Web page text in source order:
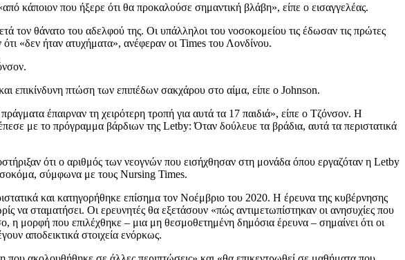
κάποιον που ήξερε ότι θα προκαλούσε σημαντική βλάβη», είπε ο εισαγγελέας.
θάνατο του αδελφού της. Οι υπάλληλοι του νοσοκομείου τις έδωσαν τις πρώτες
ότι «δεν ήταν ατυχήματα», ανέφεραν οι Times του Λονδίνου.
επικίνδυνη πτώση των επιπέδων σακχάρου στο αίμα, είπε ο Johnson.
έπαιρναν τη χειρότερη τροπή για αυτά τα 17 παιδιά», είπε ο Τζόνσον. Η
με το πρόγραμμα βάρδιων της Letby: Όταν δούλευε τα βράδια, αυτά τα περιστατικά
ότι ο αριθμός των νεογνών που εισήχθησαν στη μονάδα όπου εργαζόταν η Letby
σύμφωνα με τους Nursing Times.
και κατηγορήθηκε επίσημα τον Νοέμβριο του 2020. Η έρευνα της κυβέρνησης
σταματήσει. Οι ερευνητές θα εξετάσουν «πώς αντιμετωπίστηκαν οι ανησυχίες που
η μορφή που επιλέχθηκε – μια μη θεσμοθετημένη δημόσια έρευνα – σημαίνει ότι οι
αποδεικτικά στοιχεία ενόρκως.